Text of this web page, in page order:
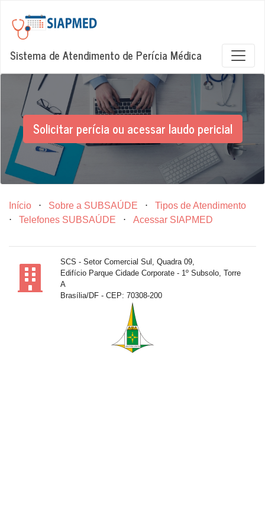
Sistema de Atendimento de Perícia Médica
Solicitar perícia ou acessar laudo pericial
Início ⋅ Sobre a SUBSAÚDE ⋅
Tipos de Atendimento
⋅
Telefones SUBSAÚDE ⋅ Acessar SIAPMED
SCS - Setor Comercial Sul, Quadra 09,
Edifício Parque Cidade Corporate - 1º Subsolo, Torre
A
Brasília/DF - CEP: 70308-200